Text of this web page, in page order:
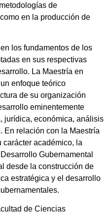
de
en la producción de
los fundamentos de los
en sus respectivas
La Maestría en
enfoque teórico
de su organización
eminentemente
jurídica, económica, análisis
En relación con la Maestría
académico, la
Gubernamental
desde la construcción de
estratégica y el desarrollo
de Ciencias